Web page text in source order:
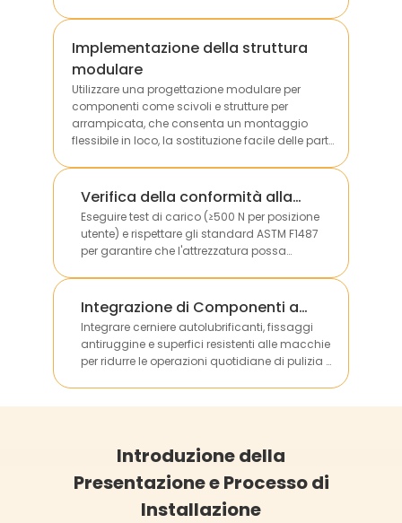
Implementazione della struttura
modulare
Utilizzare una progettazione modulare per
componenti come scivoli e strutture per
arrampicata, che consenta un montaggio
flessibile in loco, la sostituzione facile delle parti
Verifica della conformità alla
portata
Eseguire test di carico (≥500 N per posizione
utente) e rispettare gli standard ASTM F1487
per garantire che l'attrezzatura possa
Integrazione di Componenti a
Basso Manutenzione
Integrare cerniere autolubrificanti, fissaggi
antiruggine e superfici resistenti alle macchie
per ridurre le operazioni quotidiane di pulizia e
Introduzione della
Presentazione e Processo di
Installazione